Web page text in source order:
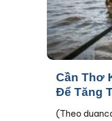
Cần Thơ
Để Tăng
(Theo